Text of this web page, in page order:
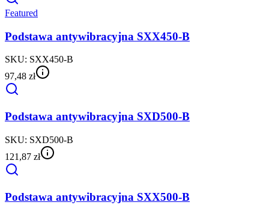
Featured
Podstawa antywibracyjna SXX450-B
SKU: SXX450-B
97,48 zł
Podstawa antywibracyjna SXD500-B
SKU: SXD500-B
121,87 zł
Podstawa antywibracyjna SXX500-B